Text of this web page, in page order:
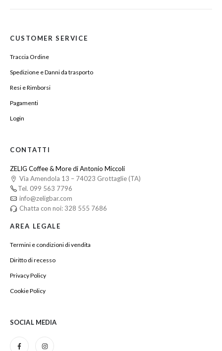
CUSTOMER SERVICE
Traccia Ordine
Spedizione e Danni da trasporto
Resi e Rimborsi
Pagamenti
Login
CONTATTI
ZELIG Coffee & More di Antonio Miccoli
Via Amendola 13 – 74023 Grottaglie (TA)
Tel. 099 563 7796
info@zeligbar.com
Chatta con noi: 328 555 7686
AREA LEGALE
Termini e condizioni di vendita
Diritto di recesso
Privacy Policy
Cookie Policy
SOCIAL MEDIA